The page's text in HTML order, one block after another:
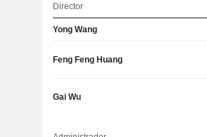
Director
Yong Wang
Feng Feng Huang
Gai Wu